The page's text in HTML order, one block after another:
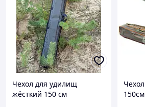
Чехол для удилищ
жёсткий 150 см